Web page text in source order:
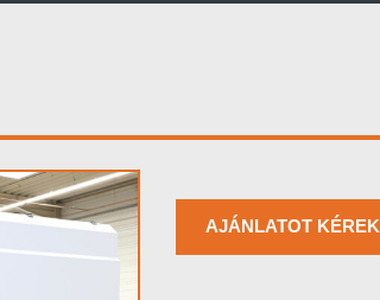
AJÁNLATOT KÉREK